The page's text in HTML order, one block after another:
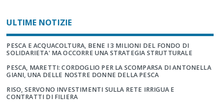
ULTIME NOTIZIE
PESCA E ACQUACOLTURA, BENE I 3 MILIONI DEL FONDO DI
SOLIDARIETA' MA OCCORRE UNA STRATEGIA STRUTTURALE
PESCA, MARETTI: CORDOGLIO PER LA SCOMPARSA DI ANTONELLA
GIANI, UNA DELLE NOSTRE DONNE DELLA PESCA
RISO, SERVONO INVESTIMENTI SULLA RETE IRRIGUA E
CONTRATTI DI FILIERA